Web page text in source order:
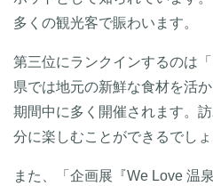
多くの観光客で賑わいます。
第三位にランクインするのは
県では地元の新鮮な食材を活
期間中に多く開催されます。
分に楽しむことができるでしょ
また、「企画展『We Love 温